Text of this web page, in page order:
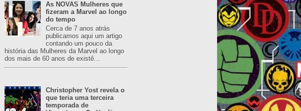
As NOVAS Mulheres que
fizeram a Marvel ao longo
do tempo
Cerca de 7 anos atrás
publicamos aqui um artigo
contando um pouco da
história das Mulheres da Marvel ao longo
dos mais de 60 anos de existê...
Christopher Yost revela o
que teria uma terceira
temporada de